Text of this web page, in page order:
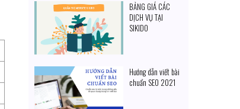
BẢNG GIÁ CÁC
DỊCH VỤ TẠI
SIKIDO
Hướng dẫn viết bài
chuẩn SEO 2021